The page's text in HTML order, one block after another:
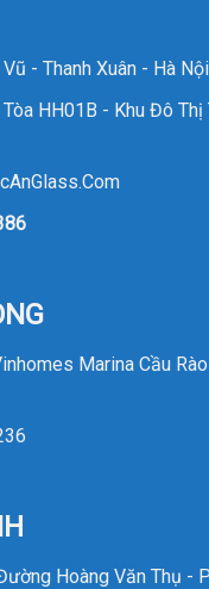
- Thanh Xuân - Hà Nội
Tòa HH01B - Khu Đô Thị
Marina Cầu
Hoàng Văn Thụ -